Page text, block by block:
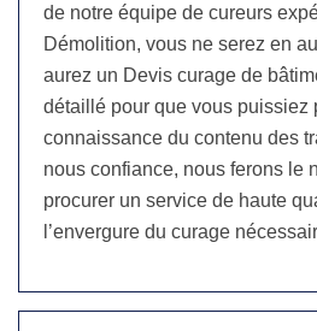
de notre équipe de cureurs
Démolition, vous ne serez en
aurez un Devis curage de
détaillé pour que vous puissiez
connaissance du contenu des
nous confiance, nous ferons le
procurer un service de haute
l’envergure du curage